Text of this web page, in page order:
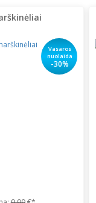
Vasaros
nuolaida
-30%